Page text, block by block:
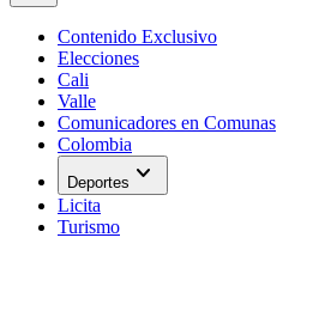
Contenido Exclusivo
Elecciones
Cali
Valle
Comunicadores en Comunas
Colombia
Deportes expand_more
Licita
Turismo